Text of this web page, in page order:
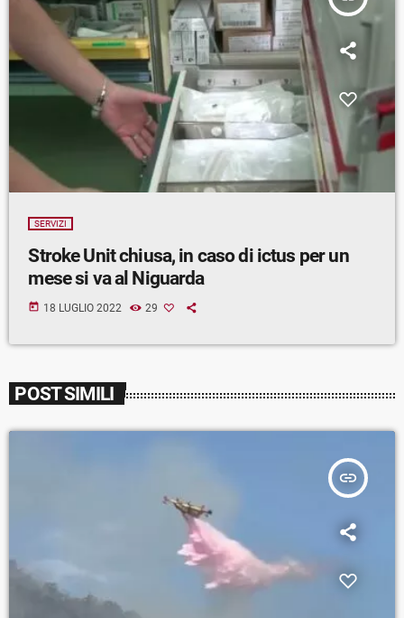
SERVIZI
Stroke Unit chiusa, in caso di ictus per un
mese si va al Niguarda
today 18 LUGLIO 2022 29
POST SIMILI
insert_link